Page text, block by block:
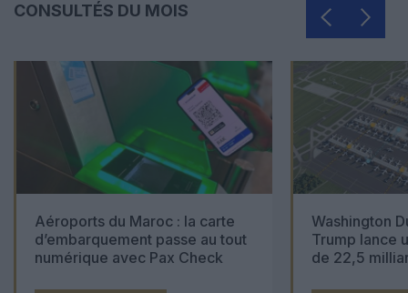
CONSULTÉS DU MOIS
Aéroports du Maroc : la carte
d’embarquement passe au tout
numérique avec Pax Check
Washington
Trump lance
de 22,5